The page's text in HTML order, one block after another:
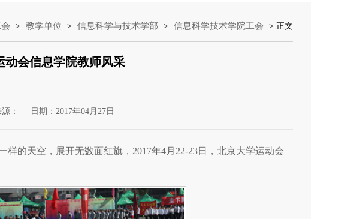
> 教学单位 > 信息科学与技术学部 > 信息科学技术学院工会 > 正文
动会信息学院教师风采
： 日期：2017年04月27日
的天空，展开无数面红旗，2017年4月22-23日，北京大学运动会